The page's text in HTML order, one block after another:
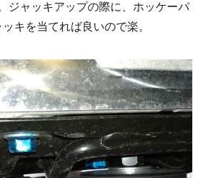
ジャッキアップの際に、ホッケーパ
キを当てれば良いので楽。